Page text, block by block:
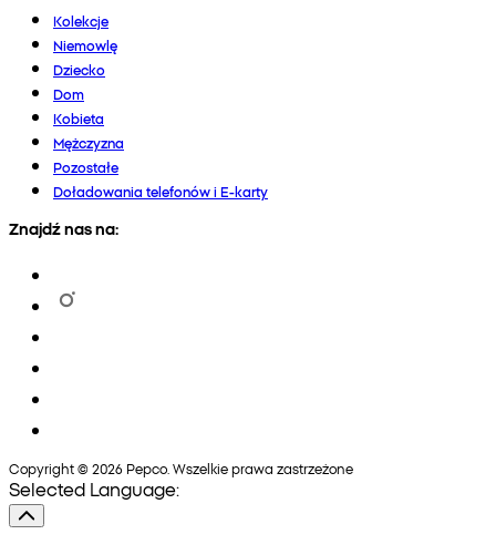
Kolekcje
Niemowlę
Dziecko
Dom
Kobieta
Mężczyzna
Pozostałe
Doładowania telefonów i E-karty
Znajdź nas na:
Copyright © 2026 Pepco. Wszelkie prawa zastrzeżone
Selected Language: